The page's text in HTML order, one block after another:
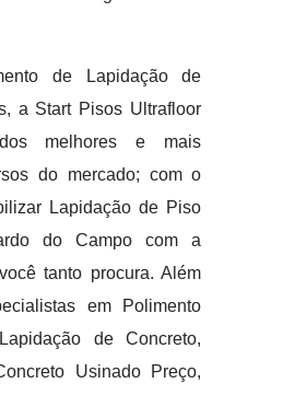
de Lapidação de
a Start Pisos Ultrafloor
melhores e mais
do mercado; com o
Lapidação de Piso
do Campo com a
tanto procura. Além
em Polimento
de Concreto,
Usinado Preço,